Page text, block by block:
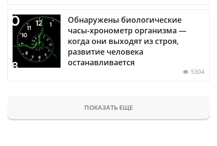
Обнаружены биологические
часы-хронометр организма —
когда они выходят из строя,
развитие человека
останавливается
5304
ПОКАЗАТЬ ЕЩЕ